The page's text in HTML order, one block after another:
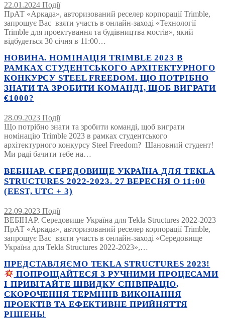
22.01.2024 Події
ПрАТ «Аркада», авторизований реселер корпорації Trimble,
запрошує Вас взяти участь в онлайн-заході «Технології
Trimble для проектування та будівництва мостів», який
відбудеться 30 січня в 11:00…
НОВИНА. НОМІНАЦІЯ TRIMBLE 2023 В
РАМКАХ СТУДЕНТСЬКОГО АРХІТЕКТУРНОГО
КОНКУРСУ STEEL FREEDOM. ЩО ПОТРІБНО
ЗНАТИ ТА ЗРОБИТИ КОМАНДІ, ЩОБ ВИГРАТИ
€1000?
28.09.2023 Події
Що потрібно знати та зробити команді, щоб виграти
номінацію Trimble 2023 в рамках студентського
архітектурного конкурсу Steel Freedom? Шановний студент!
Ми раді бачити тебе на…
ВЕБІНАР. СЕРЕДОВИЩЕ УКРАЇНА ДЛЯ TEKLA
STRUCTURES 2022-2023. 27 ВЕРЕСНЯ О 11:00
(EEST, UTC + 3)
22.09.2023 Події
ВЕБІНАР. Середовище Україна для Tekla Structures 2022-2023
ПрАТ «Аркада», авторизований реселер корпорації Trimble,
запрошує Вас взяти участь в онлайн-заході «Середовище
Україна для Tekla Structures 2022-2023»,…
ПРЕДСТАВЛЯЄМО TEKLA STRUCTURES 2023!
ПОПРОЩАЙТЕСЯ З РУЧНИМИ ПРОЦЕСАМИ
І ПРИВІТАЙТЕ ШВИДКУ СПІВПРАЦЮ,
СКОРОЧЕННЯ ТЕРМІНІВ ВИКОНАННЯ
ПРОЕКТІВ ТА ЕФЕКТИВНЕ ПРИЙНЯТТЯ
РІШЕНЬ!